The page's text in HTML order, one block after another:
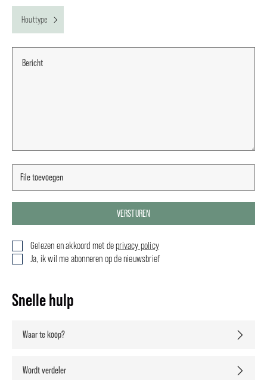
Houttype
VERSTUREN
Gelezen en akkoord met de privacy policy
Ja, ik wil me abonneren op de nieuwsbrief
Snelle hulp
Waar te koop?
Wordt verdeler